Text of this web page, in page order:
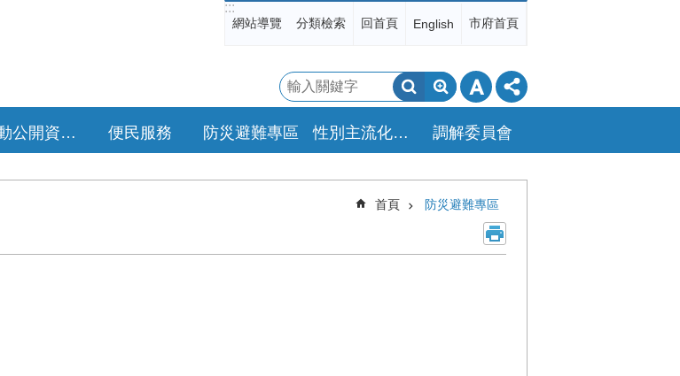
:::
網站導覽 分類檢索 回首頁 English 市府首頁
搜
尋
主動公開資訊專區 便民服務 防災避難專區 性別主流化專區 調解委員會
首頁 防災避難專區